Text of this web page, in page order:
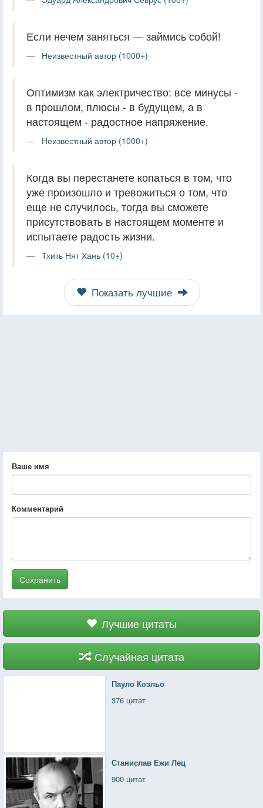
Если нечем заняться — займись собой!
Неизвестный автор (1000+)
Оптимизм как электричество: все минусы -
в прошлом, плюсы - в будущем, а в
настоящем - радостное напряжение.
Неизвестный автор (1000+)
Когда вы перестанете копаться в том, что
уже произошло и тревожиться о том, что
еще не случилось, тогда вы сможете
присутствовать в настоящем моменте и
испытаете радость жизни.
Тхить Нят Хань (10+)
Показать лучшие
Ваше имя
Комментарий
Сохранить
Лучшие цитаты
Случайная цитата
Пауло Коэльо
376 цитат
Станислав Ежи Лец
900 цитат